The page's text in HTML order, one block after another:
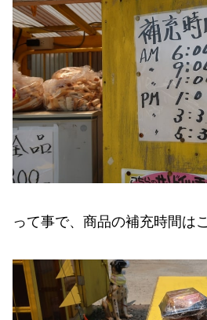
って事で、商品の補充時間は